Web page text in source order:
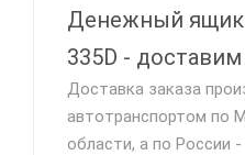
Денежный ящик
335D -
Доставка заказа
автотранспортом по
области, а по России